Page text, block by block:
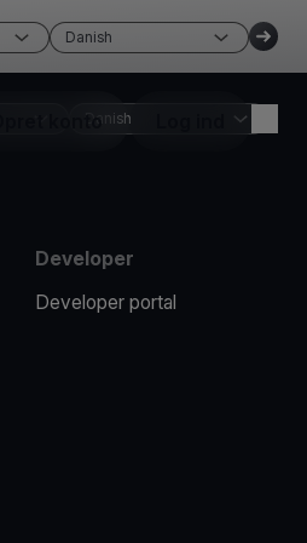
Danish
Opret kontoDanish
Developer
Developer portal